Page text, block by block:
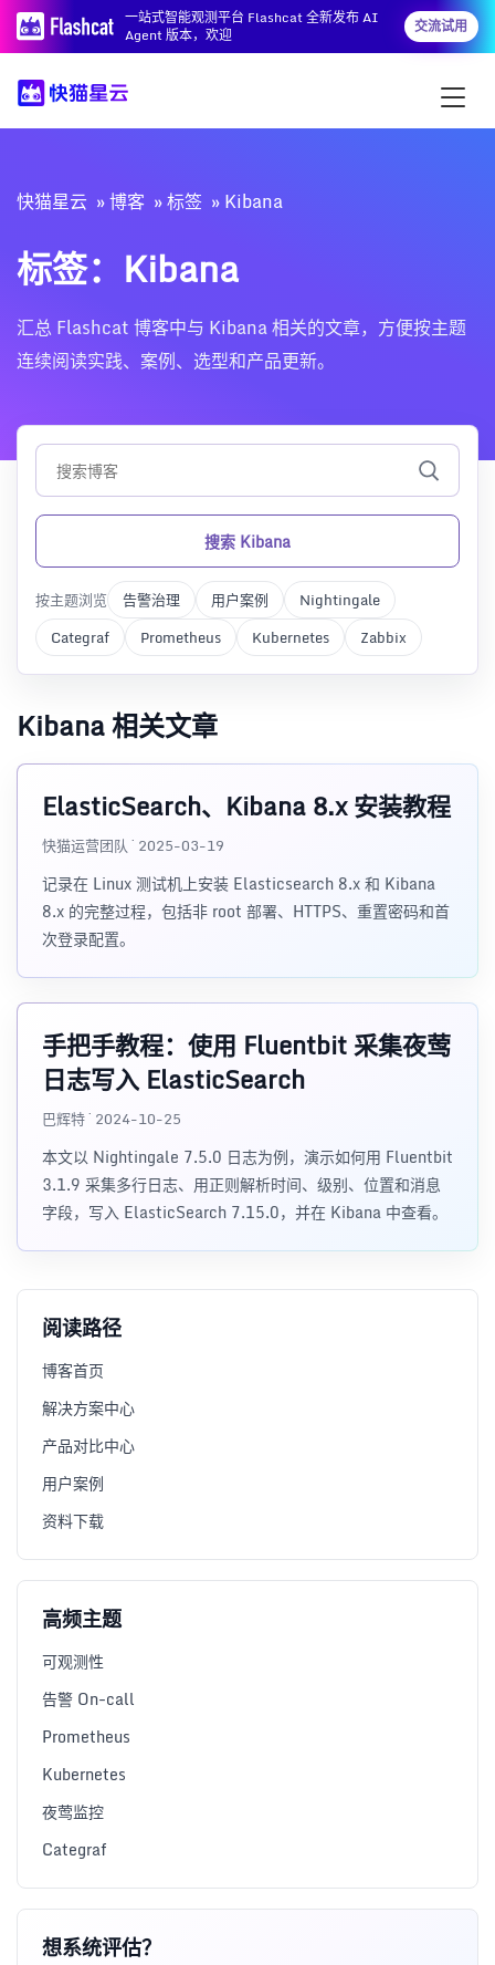
一站式智能观测平台 Flashcat 全新发布 AI
Agent 版本，欢迎
交流试用
快猫星云 博客 标签 Kibana
标签：Kibana
汇总 Flashcat 博客中与 Kibana 相关的文章，方便按主题
连续阅读实践、案例、选型和产品更新。
搜索 Kibana
按主题浏览 告警治理 用户案例
Nightingale
Categraf
Prometheus Kubernetes Zabbix
Kibana 相关文章
ElasticSearch、Kibana 8.x 安装教程
快猫运营团队 · 2025-03-19
记录在 Linux 测试机上安装 Elasticsearch 8.x 和 Kibana
8.x 的完整过程，包括非 root 部署、HTTPS、重置密码和首
次登录配置。
手把手教程：使用 Fluentbit 采集夜莺
日志写入 ElasticSearch
巴辉特 · 2024-10-25
本文以 Nightingale 7.5.0 日志为例，演示如何用 Fluentbit
3.1.9 采集多行日志、用正则解析时间、级别、位置和消息
字段，写入 ElasticSearch 7.15.0，并在 Kibana 中查看。
阅读路径
博客首页
解决方案中心
产品对比中心
用户案例
资料下载
高频主题
可观测性
告警 On-call
Prometheus
Kubernetes
夜莺监控
Categraf
想系统评估？